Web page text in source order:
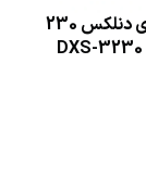
صفحه سنگبری دنلکس 230